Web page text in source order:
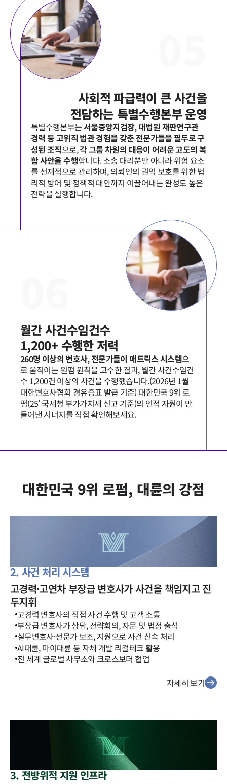
법률지식인
고객후기
업무분야
헌법·행정·규제·개혁그룹 업무
구성원 소개
행정전문변호사
소식/자료
뉴스레터/브로슈어
대륜법률상담예약
대륜법률상담예약
사회적 파급력이 큰 사건을
전담하는 특별수행본부 운영
특별수행본부는 서울중앙지검장, 대법원 재판연구관
경력 등 고위직 법관 경험을 갖춘 전문가들을 필두로 구
성된 조직으로, 각 그룹 차원의 대응이 어려운 고도의 복
합 사안을 수행합니다. 소송 대리뿐만 아니라 위험 요소
를 선제적으로 관리하며, 의뢰인의 권익 보호를 위한 법
리적 방어 및 정책적 대안까지 이끌어내는 완성도 높은
전략을 실행합니다.
월간 사건수임건수
1,200+ 수행한 저력
260명 이상의 변호사, 전문가들이 매트릭스 시스템으
로 움직이는 원펌 원칙을 고수한 결과, 월간 사건수임건
수 1,200건 이상의 사건을 수행했습니다.(2026년 1월
대한변호사협회 경유증표 발급 기준) 대한민국 9위 로
펌(25' 국세청 부가가치세 신고 기준)의 인적 자원이 만
들어낸 시너지를 직접 확인해보세요.
대한민국 9위 로펌, 대륜의 강점
2. 사건 처리 시스템
고경력·고연차 부장급 변호사가 사건을 책임지고 진
두지휘
고경력 변호사의 직접 사건 수행 및 고객 소통
부장급 변호사가 상담, 전략회의, 자문 및 법정 출석
실무변호사·전문가 보조, 지원으로 사건 신속 처리
AI대륜, 마이대륜 등 자체 개발 리걸테크 활용
전 세계 글로벌 사무소와 크로스보더 협업
자세히 보기
3. 전방위적 지원 인프라